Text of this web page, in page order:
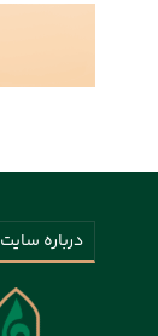
درباره سایت